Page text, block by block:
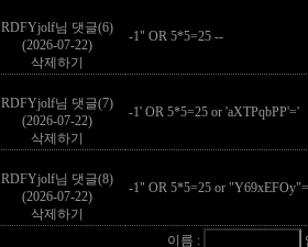
RDFYjolf님 댓글(6)
(2026-07-22)
삭제하기
-1" OR 5*5=25 --
RDFYjolf님 댓글(7)
(2026-07-22)
삭제하기
-1' OR 5*5=25 or 'aXTPqbPP'='
RDFYjolf님 댓글(8)
(2026-07-22)
삭제하기
-1" OR 5*5=25 or
이름 :